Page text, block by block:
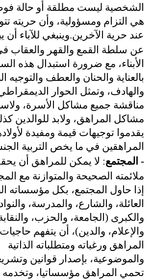
الشخصية ليست مطلقة أو حالة
هي التزام ومسؤولية، وأن حريته
عند حرية الآخرين.وينبغي للآباء أن
عن سلطة القمع والقهر والعقاب
الأبناء، مع ضرورة استبدال هذه
بالعناية والحنان والعطف والتوجيه
والهادف، وتمثل الحوار
مناقشة جميع مشاكل الأسرة،
مشاكل المراهق، ولابد للوالدين
يقدموا توجيهات قيمة ومفيدة
المراهقين في ما يخص التربية
- المجتمع: لا يمكن للمراهق أن
ملائمته الصحيحة والمتوازنة مع
إذا حاول المجتمع، بكل مؤسساته
العائلة، والشارع، والمدرسة،
والكبرى (الجامعة، والحزب،
والإعلام، والدين)، أن يتفهم حاجيات
المراهق ورغباته ومتطلباته الذاتية
والموضوعية، بإصدار قوانين
تحمي المراهق مؤسساتيا، وتخدمه